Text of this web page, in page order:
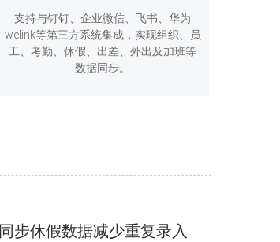
支持与钉钉、企业微信、飞书、华为
welink等第三方系统集成，实现组织、员
工、考勤、休假、出差、外出及加班等
数据同步。
同步休假数据减少重复录入